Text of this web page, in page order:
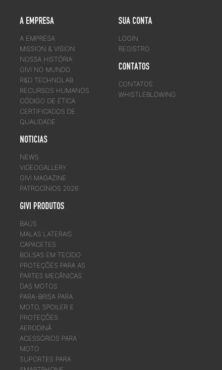
A EMPRESA
A EMPRESA
MISSION & VISION
NOSSA HISTÓRIA
GIVI NO MUNDO
R&D TECHNOLAB
RECURSOS HUMANOS
CÓDIGO DE ÉTICA
CERTIFICADOS DE
QUALIDADE
NOTICIAS
NEWS
VIDEOGALLERY
GIVI MAGAZINE
PATROCÍNIOS 2026
GIVI PRODUTOS
BAÚS
MALAS LATERAIS
CAPACETES
BOLSAS EM TECIDO
PROTEÇÕES PARA AS
PARTES MECÂNICAS
DAS MOTOS
PARA-BRISA PARA
MOTO, SPOILER E
PROTEÇÕES
AERODINÂ
ACESSÓRIOS PARA
MOTO
SUPORTES PARA
SUA CONTA
LOGIN
REGISTRO
CONTATOS
CONTATOS
WHISTLEBLOWING